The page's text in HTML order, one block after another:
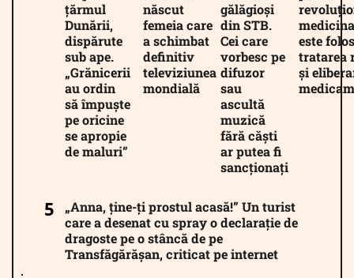
țărmul
Dunării,
dispărute
sub ape.
„Grănicerii
au ordin
să împuște
pe oricine
se apropie
de maluri”
născut
femeia care
a schimbat
definitiv
televiziunea
mondială
gălăgioși
din STB.
Cei care
vorbesc pe
difuzor
sau
ascultă
muzică
fără căști
ar putea fi
sancționați
este
tratarea
și
„Anna, ține-ți prostul acasă!” Un turist
care a desenat cu spray o declarație de
dragoste pe o stâncă de pe
Transfăgărășan, criticat pe internet